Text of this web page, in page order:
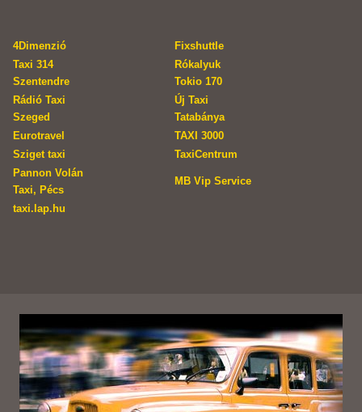
4Dimenzió
Fixshuttle
Taxi 314
Szentendre
Rókalyuk
Tokio 170
Rádió Taxi
Szeged
Új Taxi
Tatabánya
Eurotravel
TAXI 3000
Sziget taxi
TaxiCentrum
Pannon Volán
Taxi, Pécs
MB Vip Service
taxi.lap.hu